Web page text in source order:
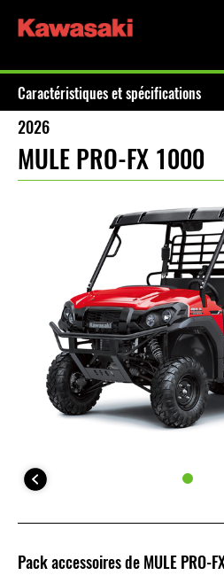
Caractéristiques et spécifications
2026
MULE PRO-FX 1000
Pack accessoires de MULE PRO-